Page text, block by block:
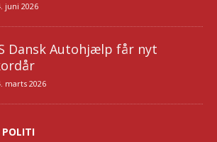
juni 2026
Dansk Autohjælp får nyt
marts 2026
POLITI